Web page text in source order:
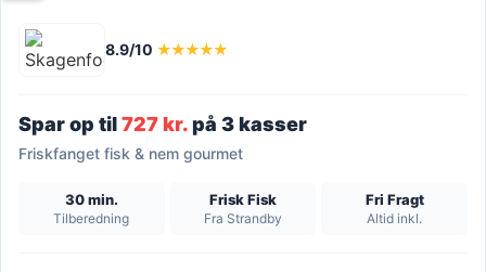
8.9/10 ★★★★★
Spar op til727 kr.på 3 kasser
Friskfanget fisk & nem gourmet
30 min.
Tilberedning
Frisk Fisk
Fra Strandby
Fri Fragt
Altid inkl.